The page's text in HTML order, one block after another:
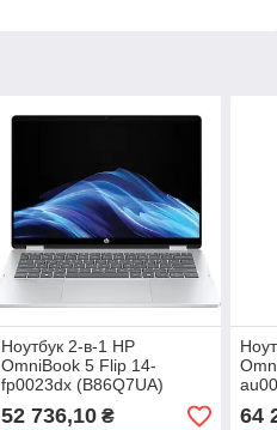
Ноутбук 2-в-1 HP
OmniBook 5 Flip 14-
fp0023dx (B86Q7UA)
52 736,10₴ 64